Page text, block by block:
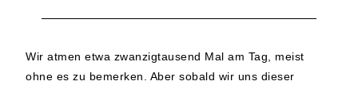
Wir atmen etwa zwanzigtausend Mal am Tag, meist
ohne es zu bemerken. Aber sobald wir uns dieser